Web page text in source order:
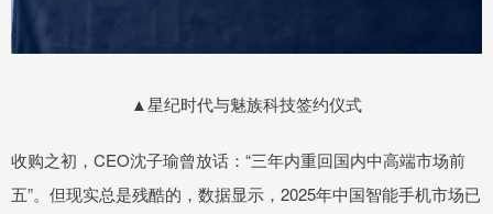
▲星纪时代与魅族科技签约仪式
收购之初，CEO沈子瑜曾放话：“三年内重回国内中高端市场前
五”。但现实总是残酷的，数据显示，2025年中国智能手机市场已